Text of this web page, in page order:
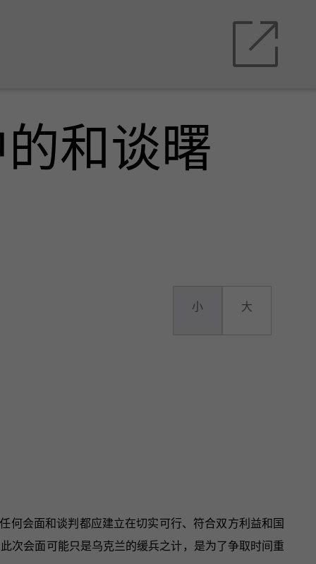
和谈曙
小 大
何会面和谈判都应建立在切实可行、符合双方利益和国
次会面可能只是乌克兰的缓兵之计，是为了争取时间重